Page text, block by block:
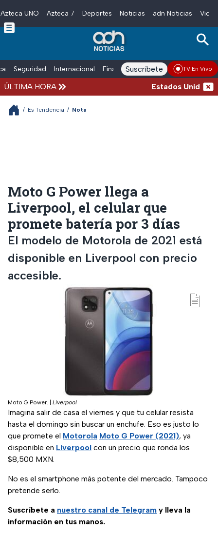
Skip to main content
Azteca UNO Azteca 7 Deportes Noticias adn Noticias
Seguridad Internacional Finanzas adn Noticias Radio
Suscríbete TV En Vivo
ÚLTIMA HORA Estados Unidos
/ Es Tendencia / Nota
Moto G Power llega a
Liverpool, el celular que
promete batería por 3 días
El modelo de Motorola de 2021 está
disponible en Liverpool con precio
accesible.
Moto G Power. Liverpool
Imagina salir de casa el viernes y que tu celular resista
hasta el domingo sin buscar un enchufe. Eso es justo lo
que promete el Motorola Moto G Power (2021), ya
disponible en Liverpool con un precio que ronda los
$8,500 MXN.
No es el smartphone más potente del mercado. Tampoco
pretende serlo.
Suscríbete a nuestro canal de Telegram y lleva la
información en tus manos.